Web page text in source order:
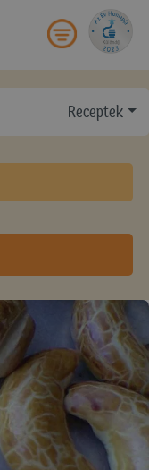
Receptek